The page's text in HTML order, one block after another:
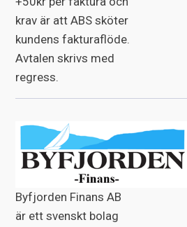
krav är att ABS sköter
kundens fakturaflöde.
Avtalen skrivs med
regress.
Byfjorden Finans AB
är ett svenskt bolag